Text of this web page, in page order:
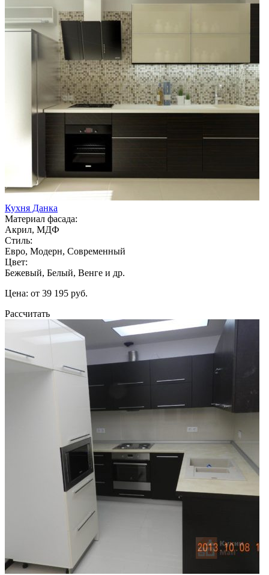
Кухня Данка
Материал фасада:
Акрил, МДФ
Стиль:
Евро, Модерн, Современный
Цвет:
Бежевый, Белый, Венге и др.
Цена: от 39 195 руб.
Рассчитать